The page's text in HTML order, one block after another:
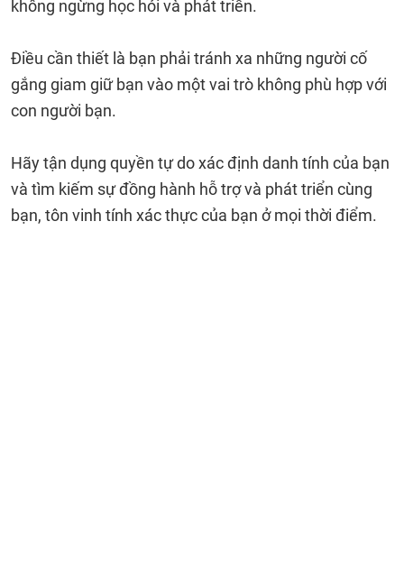
không ngừng học hỏi và phát triển.
Điều cần thiết là bạn phải tránh xa những người cố
gắng giam giữ bạn vào một vai trò không phù hợp với
con người bạn.
Hãy tận dụng quyền tự do xác định danh tính của bạn
và tìm kiếm sự đồng hành hỗ trợ và phát triển cùng
bạn, tôn vinh tính xác thực của bạn ở mọi thời điểm.